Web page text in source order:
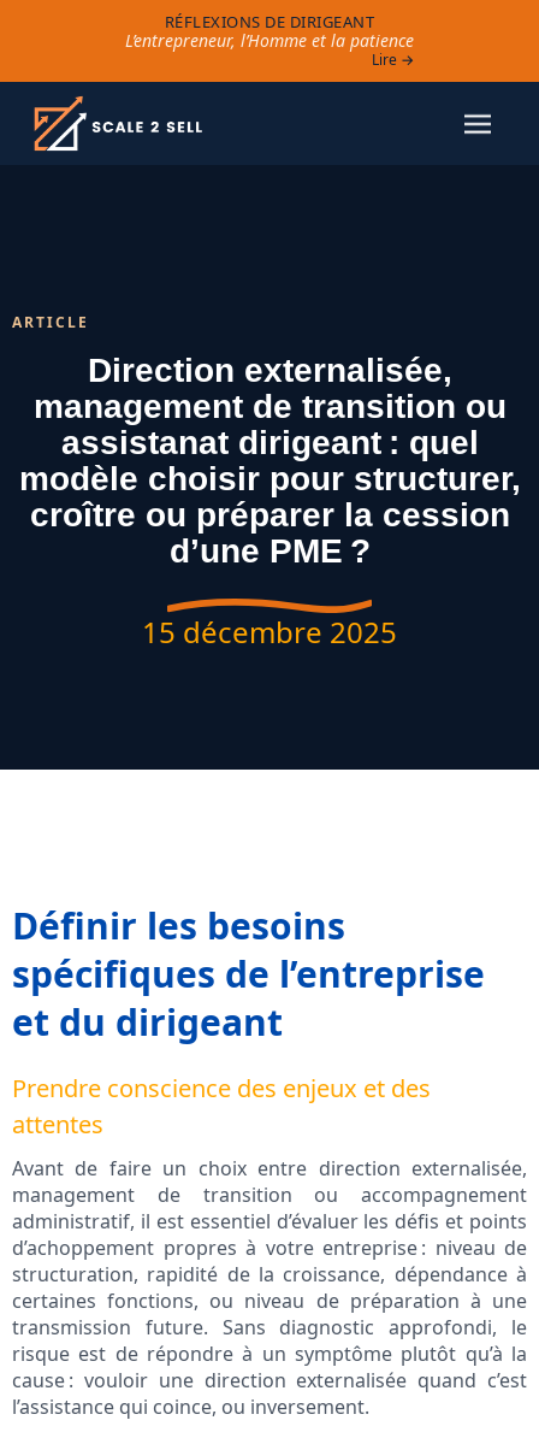
RÉFLEXIONS DE DIRIGEANT
L’entrepreneur, l’Homme et la patience
Lire →
ARTICLE
Direction externalisée,
management de transition ou
assistanat dirigeant : quel
modèle choisir pour structurer,
croître ou préparer la cession
d’une PME ?
15 décembre 2025
Définir les besoins
spécifiques de l’entreprise
et du dirigeant
Prendre conscience des enjeux et des
attentes
Avant de faire un choix entre direction externalisée,
management de transition ou accompagnement
administratif, il est essentiel d’évaluer les défis et points
d’achoppement propres à votre entreprise : niveau de
structuration, rapidité de la croissance, dépendance à
certaines fonctions, ou niveau de préparation à une
transmission future. Sans diagnostic approfondi, le
risque est de répondre à un symptôme plutôt qu’à la
cause : vouloir une direction externalisée quand c’est
l’assistance qui coince, ou inversement.